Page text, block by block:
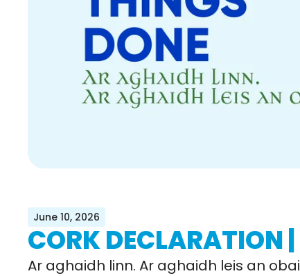
June 10, 2026
CORK DECLARATION
Ar aghaidh linn. Ar aghaidh leis an